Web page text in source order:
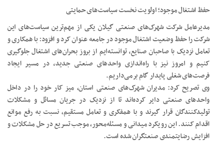
حفظ اشتغال موجود؛ اولویت نخست سیاست‌های حمایتی
مدیرعامل شرکت شهرک‌های صنعتی گیلان یکی از مهم‌ترین سیاست‌های این
شرکت را حفظ وضعیت اشتغال موجود در جامعه عنوان کرد و افزود: با همکاری و
تعامل نزدیک با صاحبان صنایع، توانسته‌ایم از بروز بحران‌های اشتغال جلوگیری
کنیم و امروز نیز با راه‌اندازی واحدهای صنعتی جدید، در مسیر ایجاد
فرصت‌های شغلی پایدار گام برمی‌داریم.
وی تصریح کرد: مدیران شهرک‌های صنعتی استان، میز کار خود را در داخل
واحدهای صنعتی دایر کرده‌اند تا از نزدیک در جریان مسائل و مشکلات
تولیدکنندگان قرار گیرند و با همفکری و تعامل مستقیم، نسبت به رفع موانع
اقدام کنند. این رویکرد میدانی و مسئله‌محور، موجب تسریع در حل مشکلات و
افزایش رضایتمندی صنعتگران شده است.